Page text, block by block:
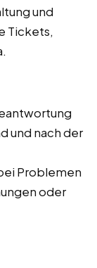
und
Tickets,
und nach der
Problemen
oder